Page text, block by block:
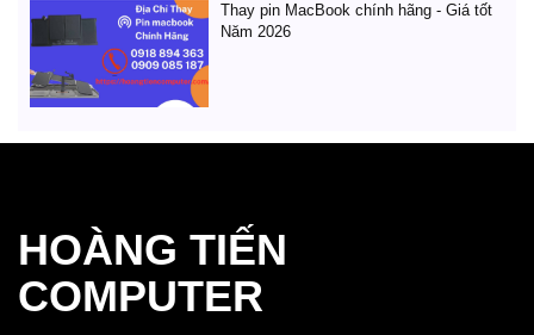
Thay pin MacBook chính hãng - Giá tốt
Năm 2026
HOÀNG TIẾN
COMPUTER